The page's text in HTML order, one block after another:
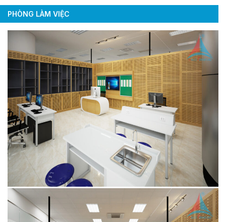
PHÒNG LÀM VIỆC